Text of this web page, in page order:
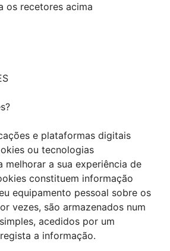
os recetores acima
e plataformas digitais
ou tecnologias
melhorar a sua experiência de
constituem informação
equipamento pessoal sobre os
vezes, são armazenados num
acedidos por um
a informação.